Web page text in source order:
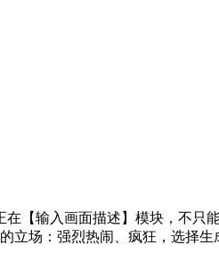
输入画面描述】模块，不只能
场：强烈热闹、疯狂，选择